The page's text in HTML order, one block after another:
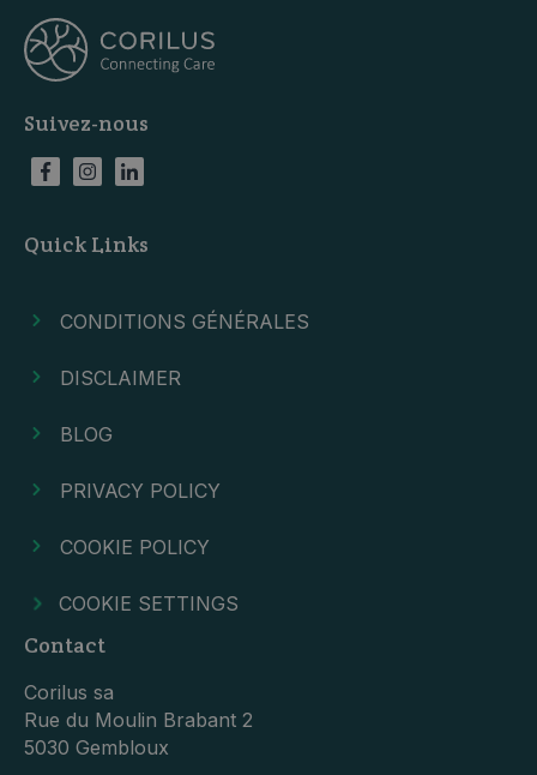
Suivez-nous
Quick Links
CONDITIONS GÉNÉRALES
DISCLAIMER
BLOG
PRIVACY POLICY
COOKIE POLICY
COOKIE SETTINGS
Contact
Corilus sa
Rue du Moulin Brabant 2
5030 Gembloux